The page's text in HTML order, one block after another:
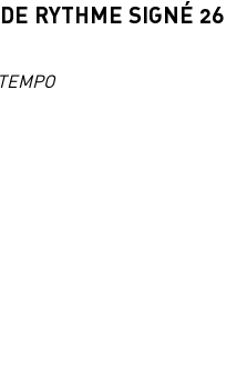
RYTHME SIGNÉ 26